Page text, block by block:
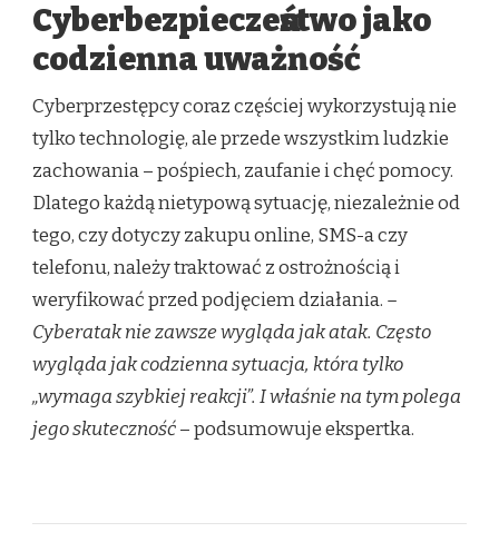
Cyberbezpieczeństwo jako
codzienna uważność
Cyberprzestępcy coraz częściej wykorzystują nie
tylko technologię, ale przede wszystkim ludzkie
zachowania – pośpiech, zaufanie i chęć pomocy.
Dlatego każdą nietypową sytuację, niezależnie od
tego, czy dotyczy zakupu online, SMS-a czy
telefonu, należy traktować z ostrożnością i
weryfikować przed podjęciem działania. –
Cyberatak nie zawsze wygląda jak atak. Często
wygląda jak codzienna sytuacja, która tylko
„wymaga szybkiej reakcji”. I właśnie na tym polega
jego skuteczność– podsumowuje ekspertka.